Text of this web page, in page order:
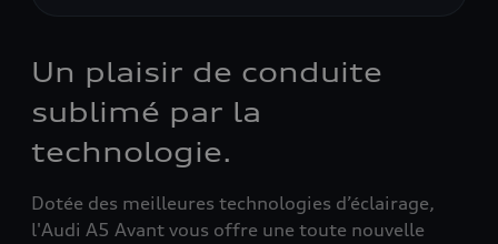
Un plaisir de conduite
sublimé par la
technologie.
Dotée des meilleures technologies d’éclairage,
l'Audi A5 Avant vous offre une toute nouvelle